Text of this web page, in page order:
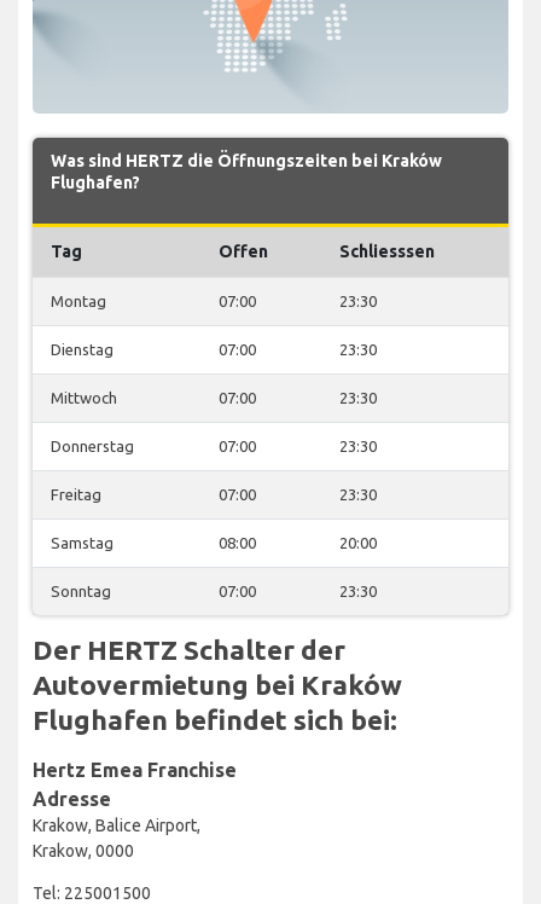
Was sind HERTZ die Öffnungszeiten bei Kraków
Flughafen?
Tag Offen Schliesssen
Montag 07:00 23:30
Dienstag 07:00 23:30
Mittwoch 07:00 23:30
Donnerstag 07:00 23:30
Freitag 07:00 23:30
Samstag 08:00 20:00
Sonntag 07:00 23:30
Der HERTZ Schalter der
Autovermietung bei Kraków
Flughafen befindet sich bei:
Hertz Emea Franchise
Adresse
Krakow, Balice Airport,
Krakow, 0000
Tel: 225001500